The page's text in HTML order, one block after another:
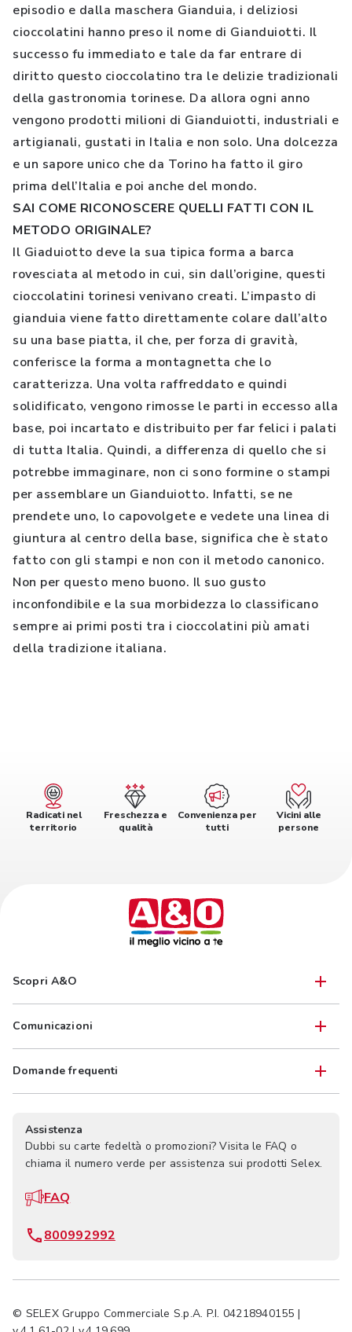
episodio e dalla maschera Gianduia, i deliziosi
cioccolatini hanno preso il nome di Gianduiotti. Il
successo fu immediato e tale da far entrare di
diritto questo cioccolatino tra le delizie tradizionali
della gastronomia torinese. Da allora ogni anno
vengono prodotti milioni di Gianduiotti, industriali e
artigianali, gustati in Italia e non solo. Una dolcezza
e un sapore unico che da Torino ha fatto il giro
prima dell’Italia e poi anche del mondo.
SAI COME RICONOSCERE QUELLI FATTI CON IL
METODO ORIGINALE?
Il Giaduiotto deve la sua tipica forma a barca
rovesciata al metodo in cui, sin dall’origine, questi
cioccolatini torinesi venivano creati. L’impasto di
gianduia viene fatto direttamente colare dall’alto
su una base piatta, il che, per forza di gravità,
conferisce la forma a montagnetta che lo
caratterizza. Una volta raffreddato e quindi
solidificato, vengono rimosse le parti in eccesso alla
base, poi incartato e distribuito per far felici i palati
di tutta Italia. Quindi, a differenza di quello che si
potrebbe immaginare, non ci sono formine o stampi
per assemblare un Gianduiotto. Infatti, se ne
prendete uno, lo capovolgete e vedete una linea di
giuntura al centro della base, significa che è stato
fatto con gli stampi e non con il metodo canonico.
Non per questo meno buono. Il suo gusto
inconfondibile e la sua morbidezza lo classificano
sempre ai primi posti tra i cioccolatini più amati
della tradizione italiana.
Radicati nel
territorio
Freschezza e
qualità
Convenienza per
tutti
Vicini alle
persone
Scopri A&O
Comunicazioni
Domande frequenti
Assistenza
Dubbi su carte fedeltà o promozioni? Visita le FAQ o
chiama il numero verde per assistenza sui prodotti Selex.
FAQ
800992992
© SELEX Gruppo Commerciale S.p.A. P.I. 04218940155 |